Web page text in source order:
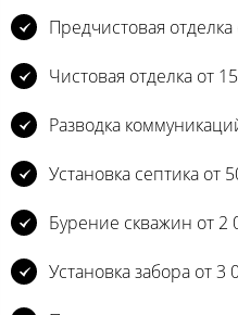
Предчистовая
Чистовая отделка от
Разводка
Установка септика от
Бурение скважин от 2
Установка забора от 3